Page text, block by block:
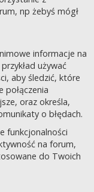
np żebyś mógł
informacje na
używać
aby śledzić, które
połączenia
oraz określa,
o błędach.
funkcjonalności
na forum,
do Twoich